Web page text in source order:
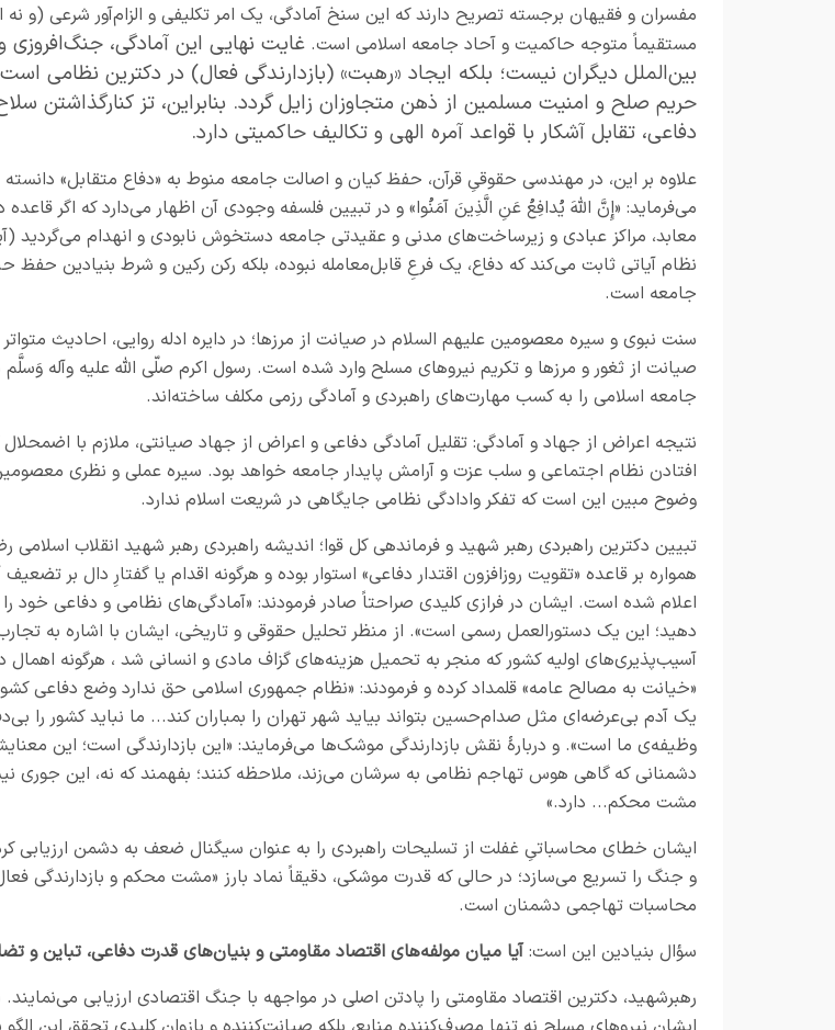
مفسران و فقیهان برجسته تصریح دارند که این سنخ آمادگی، یک امر تکلیفی و الزام‌آور شرعی (و
مستقیماً متوجه حاکمیت و آحاد جامعه اسلامی است. غایت نهایی این آمادگی،
بین‌الملل دیگران نیست؛ بلکه ایجاد «رهبت» (بازدارندگی فعال) در دکترین نظامی
حریم صلح و امنیت مسلمین از ذهن متجاوزان زایل گردد. بنابراین، تز کنارگذاشتن
دفاعی، تقابل آشکار با قواعد آمره الهی و تکالیف حاکمیتی دارد.
علاوه بر این، در مهندسی حقوقیِ قرآن، حفظ کیان و اصالت جامعه منوط به «دفاع متقابل»
می‌فرماید: «إِنَّ اللَّهَ یُدافِعُ عَنِ الَّذِینَ آمَنُوا» و در تبیین فلسفه وجودی آن اظهار می‌دارد که اگر قاعده
معابد، مراکز عبادی و زیرساخت‌های مدنی و عقیدتی جامعه دستخوش نابودی و انهدام می‌گردید
نظام آیاتی ثابت می‌کند که دفاع، یک فرعِ قابل‌معامله نبوده، بلکه رکن رکین و شرط بنیادین
جامعه است.
سنت نبوی و سیره معصومین علیهم السلام در صیانت از مرزها؛ در دایره ادله روایی، احادیث
صیانت از ثغور و مرزها و تکریم نیروهای مسلح وارد شده است. رسول اکرم صلّی الله علیه وآله
جامعه اسلامی را به کسب مهارت‌های راهبردی و آمادگی رزمی مکلف ساخته‌اند.
نتیجه اعراض از جهاد و آمادگی: تقلیل آمادگی دفاعی و اعراض از جهاد صیانتی، ملازم با
افتادن نظام اجتماعی و سلب عزت و آرامش پایدار جامعه خواهد بود. سیره عملی و نظری
وضوح مبین این است که تفکر وادادگی نظامی جایگاهی در شریعت اسلام ندارد.
تبیین دکترین راهبردی رهبر شهید و فرماندهی کل قوا؛ اندیشه راهبردی رهبر شهید انقلاب اسلامی
همواره بر قاعده «تقویت روزافزون اقتدار دفاعی» استوار بوده و هرگونه اقدام یا گفتارِ دال بر
اعلام شده است. ایشان در فرازی کلیدی صراحتاً صادر فرمودند: «آمادگی‌های نظامی و دفاعی خود را
دهید؛ این یک دستورالعمل رسمی است». از منظر تحلیل حقوقی و تاریخی، ایشان با اشاره به
آسیب‌پذیری‌های اولیه کشور که منجر به تحمیل هزینه‌های گزاف مادی و انسانی شد ، هرگونه اهمال
«خیانت به مصالح عامه» قلمداد کرده و فرمودند: «نظام جمهوری اسلامی حق ندارد وضع دفاعی
یک آدم بی‌عرضه‌ای مثل صدام‌حسین بتواند بیاید شهر تهران را بمباران کند... ما نباید کشور را
وظیفه‌ی ما است». و دربارهٔ نقش بازدارندگی موشک‌ها می‌فرمایند: «این بازدارندگی است؛ این
دشمنانی که گاهی هوس تهاجم نظامی به سرشان می‌زند، ملاحظه کنند؛ بفهمند که نه، این جوری
مشت محکم... دارد.»
ایشان خطای محاسباتیِ غفلت از تسلیحات راهبردی را به عنوان سیگنال ضعف به دشمن ارزیابی
و جنگ را تسریع می‌سازد؛ در حالی که قدرت موشکی، دقیقاً نماد بارز «مشت محکم و بازدارندگی
محاسبات تهاجمی دشمنان است.
سؤال بنیادین این است:آیا میان مولفه‌های اقتصاد مقاومتی و بنیان‌های قدرت دفاعی، تباین و
رهبرشهید، دکترین اقتصاد مقاومتی را پادتن اصلی در مواجهه با جنگ اقتصادی ارزیابی می‌نمایند.